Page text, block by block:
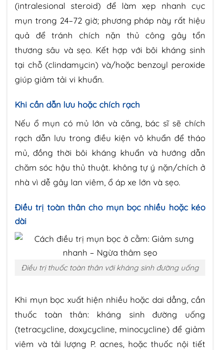
(intralesional steroid) để làm xẹp nhanh cục
mụn trong 24–72 giờ; phương pháp này rất hiệu
quả để tránh chích nặn thủ công gây tổn
thương sâu và sẹo. Kết hợp với bôi kháng sinh
tại chỗ (clindamycin) và/hoặc benzoyl peroxide
giúp giảm tải vi khuẩn.
Khi cần dẫn lưu hoặc chích rạch
Nếu ổ mụn có mủ lớn và căng, bác sĩ sẽ chích
rạch dẫn lưu trong điều kiện vô khuẩn để tháo
mủ, đồng thời bôi kháng khuẩn và hướng dẫn
chăm sóc hậu thủ thuật. không tự ý nặn/chích ở
nhà vì dễ gây lan viêm, ổ áp xe lớn và sẹo.
Điều trị toàn thân cho mụn bọc nhiều hoặc kéo
dài
Điều trị thuốc toàn thân với kháng sinh đường uống
Khi mụn bọc xuất hiện nhiều hoặc dai dẳng, cần
thuốc toàn thân: kháng sinh đường uống
(tetracycline, doxycycline, minocycline) để giảm
viêm và tải lượng P. acnes, hoặc thuốc nội tiết